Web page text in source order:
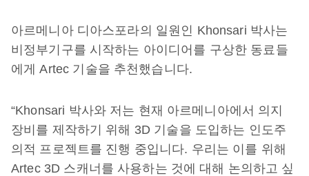
아르메니아 디아스포라의 일원인 Khonsari 박사는
비정부기구를 시작하는 아이디어를 구상한 동료들
에게 Artec 기술을 추천했습니다.
“Khonsari 박사와 저는 현재 아르메니아에서 의지
장비를 제작하기 위해 3D 기술을 도입하는 인도주
의적 프로젝트를 진행 중입니다. 우리는 이를 위해
Artec 3D 스캐너를 사용하는 것에 대해 논의하고 싶